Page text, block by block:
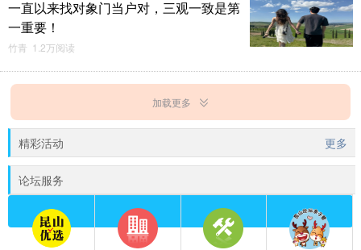
一直以来找对象门当户对，三观一致是第
一重要！
竹青 1.2万阅读
加载更多
精彩活动 更多
论坛服务